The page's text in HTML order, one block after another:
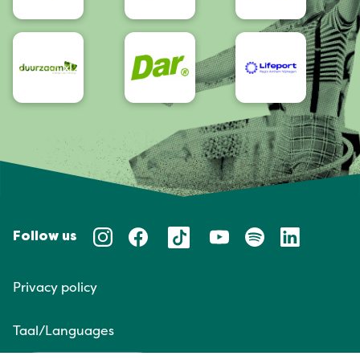
Follow us
Privacy policy
Taal/Languages